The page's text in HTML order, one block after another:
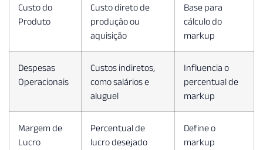
Custo do
Produto
Custo direto de
produção ou
aquisição
Base para
cálculo do
markup
Despesas
Operacionais
Custos indiretos,
como salários e
aluguel
Influencia o
percentual de
markup
Margem de
Lucro
Percentual de
lucro desejado
Define o
markup